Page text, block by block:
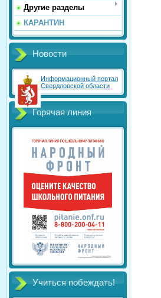
Другие разделы
КАРАНТИН
Новости
Информационный портал
Свердловской области
Горячая линия
Учиться побеждать!